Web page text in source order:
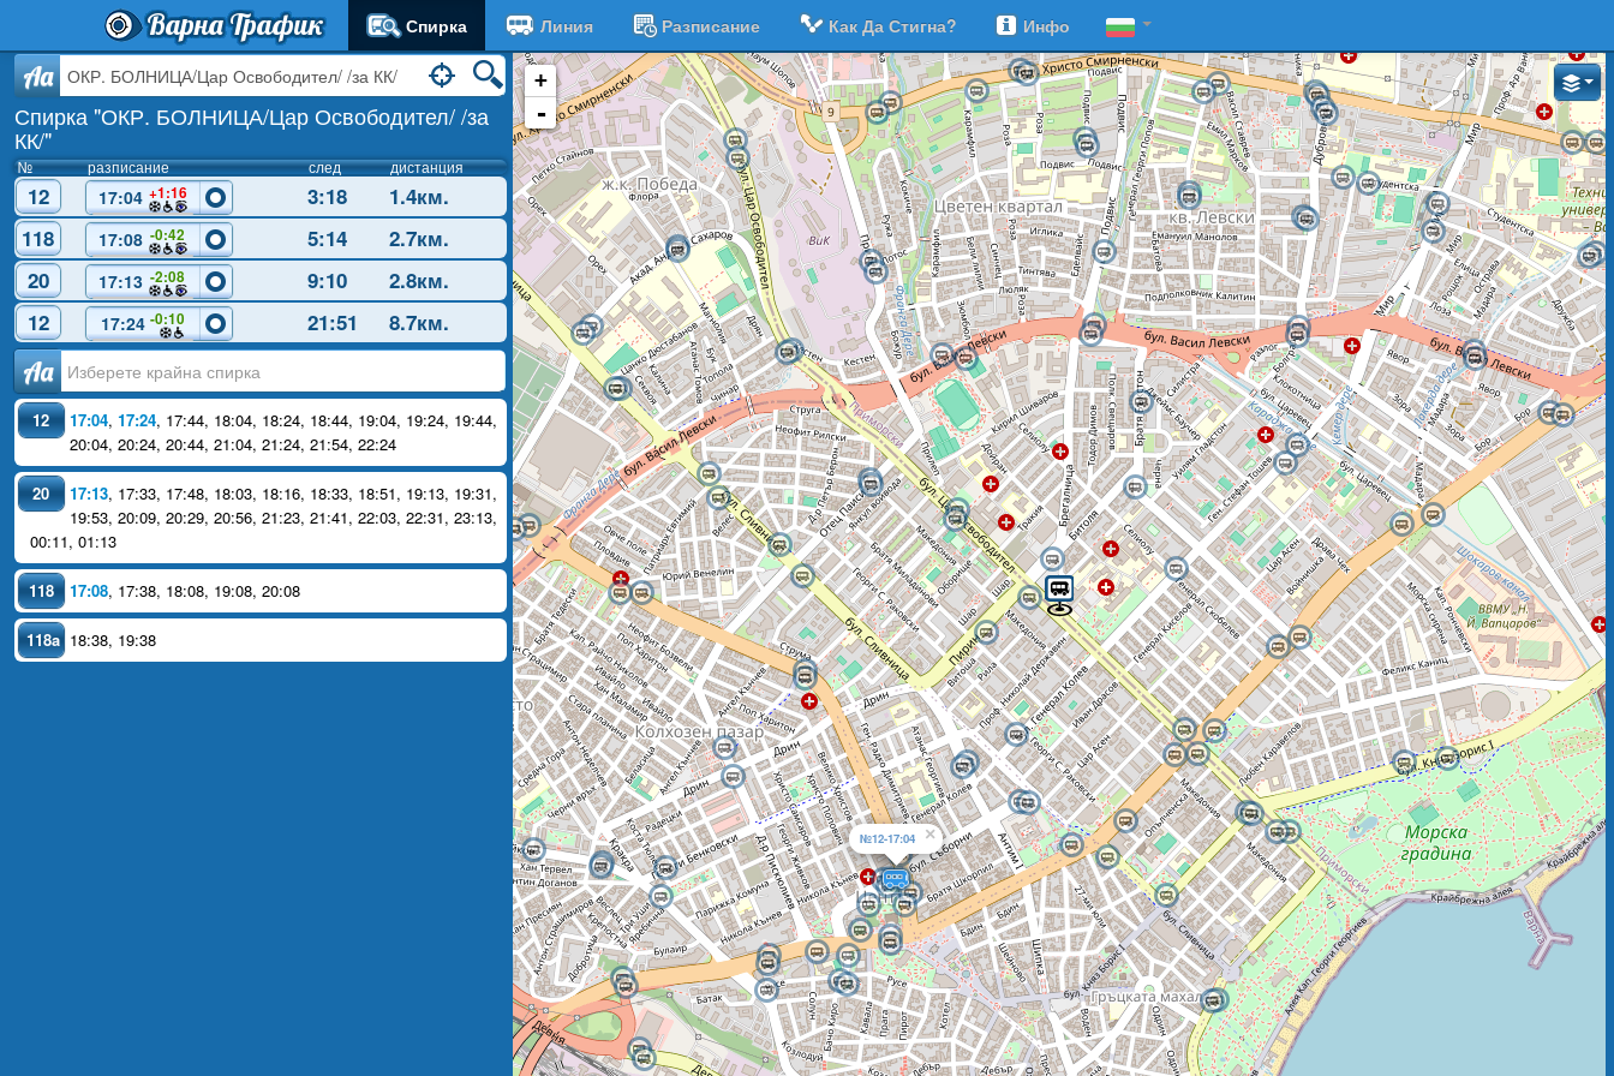
Варна Трафик Спирка Линия Разписание Как Да Стигна? Инфо
Aa
Спирка "ОКР. БОЛНИЦА/Цар Освободител/ /за
КК/"
№ разписание след дистанция
12 17:04 +1:16 3:18
1.4км.
118
17:08 -0:42 5:14
2.7км.
20
17:13 -2:08 9:10
2.8км.
12
17:24-0:10 21:51 8.7км.
Аа
12 17:04, 17:24, 17:44, 18:04, 18:24, 18:44, 19:04, 19:24, 19:44,
20:04, 20:24, 20:44, 21:04, 21:24, 21:54, 22:24
20 17:13, 17:33, 17:48, 18:03, 18:16, 18:33, 18:51, 19:13, 19:31,
19:53, 20:09, 20:29, 20:56, 21:23, 21:41, 22:03, 22:31, 23:13,
00:11, 01:13
118 17:08, 17:38, 18:08, 19:08, 20:08
118a 18:38, 19:38
×
№12-17:04
+
-